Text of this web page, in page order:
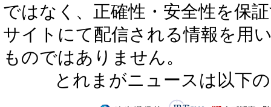
ではなく、正確性・安全性を保
サイトにて配信される情報を用
ものではありません。
とれまがニュースは以下